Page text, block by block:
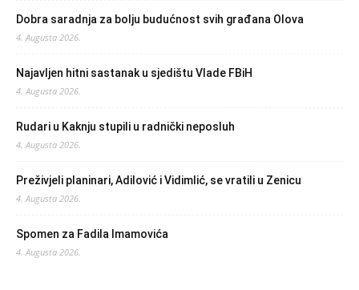
Dobra saradnja za bolju budućnost svih građana Olova
4. Augusta 2026.
Najavljen hitni sastanak u sjedištu Vlade FBiH
4. Augusta 2026.
Rudari u Kaknju stupili u radnički neposluh
4. Augusta 2026.
Preživjeli planinari, Adilović i Vidimlić, se vratili u Zenicu
4. Augusta 2026.
Spomen za Fadila Imamovića
4. Augusta 2026.